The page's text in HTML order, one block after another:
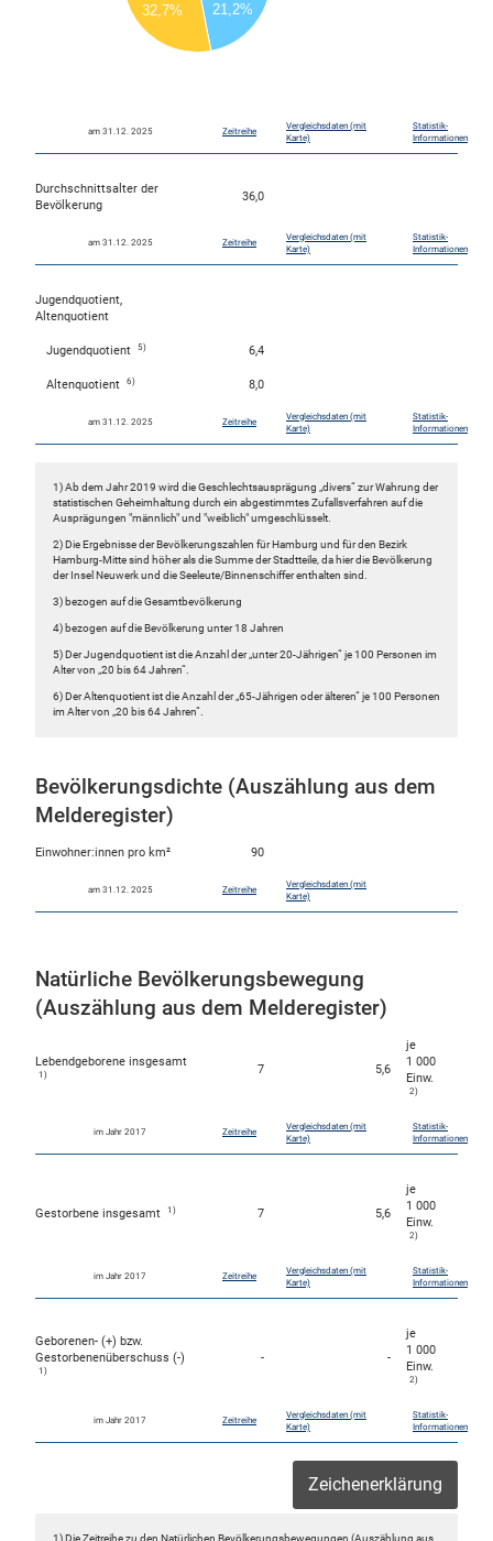
21,2%
32,7%
am 31.12. 2025 Zeitreihe
Vergleichsdaten (mit
Karte)
Statistik-
Informationen
Durchschnittsalter der
Bevölkerung
36,0
am 31.12. 2025 Zeitreihe
Vergleichsdaten (mit
Karte)
Statistik-
Informationen
Jugendquotient,
Altenquotient
Jugendquotient 5) 6,4
Altenquotient 6) 8,0
am 31.12. 2025 Zeitreihe
Vergleichsdaten (mit
Karte)
Statistik-
Informationen
1) Ab dem Jahr 2019 wird die Geschlechtsausprägung „divers“ zur Wahrung der
statistischen Geheimhaltung durch ein abgestimmtes Zufallsverfahren auf die
Ausprägungen "männlich" und "weiblich" umgeschlüsselt.
2) Die Ergebnisse der Bevölkerungszahlen für Hamburg und für den Bezirk
Hamburg-Mitte sind höher als die Summe der Stadtteile, da hier die Bevölkerung
der Insel Neuwerk und die Seeleute/Binnenschiffer enthalten sind.
3) bezogen auf die Gesamtbevölkerung
4) bezogen auf die Bevölkerung unter 18 Jahren
5) Der Jugendquotient ist die Anzahl der „unter 20-Jährigen“ je 100 Personen im
Alter von „20 bis 64 Jahren“.
6) Der Altenquotient ist die Anzahl der „65-Jährigen oder älteren“ je 100 Personen
im Alter von „20 bis 64 Jahren“.
Bevölkerungsdichte (Auszählung aus dem
Melderegister)
Einwohner:innen pro km² 90
am 31.12. 2025 Zeitreihe
Vergleichsdaten (mit
Karte)
Natürliche Bevölkerungsbewegung
(Auszählung aus dem Melderegister)
Lebendgeborene insgesamt
1) 7 5,6
je
1 000
Einw.
2)
im Jahr 2017 Zeitreihe
Vergleichsdaten (mit
Karte)
Statistik-
Informationen
Gestorbene insgesamt 1) 7 5,6
je
1 000
Einw.
2)
im Jahr 2017 Zeitreihe
Vergleichsdaten (mit
Karte)
Statistik-
Informationen
Geborenen- (+) bzw.
Gestorbenenüberschuss (-)
1)
- -
je
1 000
Einw.
2)
im Jahr 2017 Zeitreihe
Vergleichsdaten (mit
Karte)
Statistik-
Informationen
Zeichenerklärung
1) Die Zeitreihe zu den Natürlichen Bevölkerungsbewegungen (Auszählung aus